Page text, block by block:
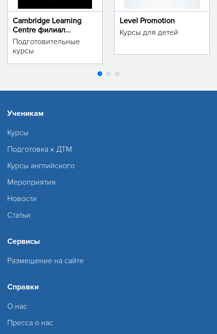
Cambridge Learning
Centre филиал
м.Тинчлик
Подготовительные
курсы
Level Promotion
Курсы для детей
Ученикам
Курсы
Подготовка к ДТМ
Курсы английского
Мероприятия
Новости
Статьи
Сервисы
Размещение на сайте
Справки
О нас
Пресса о нас